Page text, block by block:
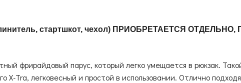
стартшкот, чехол) ПРИОБРЕТАЕТСЯ
фрирайдовый парус, который легко умещается в рюкзак.
X-Tra, легковесный и простой в использовании. Отлично